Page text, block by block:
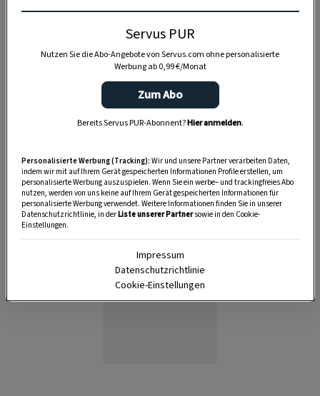
Servus PUR
Nutzen Sie die Abo-Angebote von Servus.com ohne personalisierte
Werbung ab 0,99 €/Monat
Zum Abo
Bereits Servus PUR-Abonnent?Hier anmelden.
Personalisierte Werbung (Tracking): Wir und unsere Partner verarbeiten Daten,
indem wir mit auf Ihrem Gerät gespeicherten Informationen Profile erstellen, um
personalisierte Werbung auszuspielen. Wenn Sie ein werbe– und trackingfreies Abo
nutzen, werden von uns keine auf Ihrem Gerät gespeicherten Informationen für
personalisierte Werbung verwendet. Weitere Informationen finden Sie in unserer
Datenschutzrichtlinie, in derListe unserer Partnersowie in den Cookie-
Einstellungen.
Impressum
Datenschutzrichtlinie
Cookie-Einstellungen